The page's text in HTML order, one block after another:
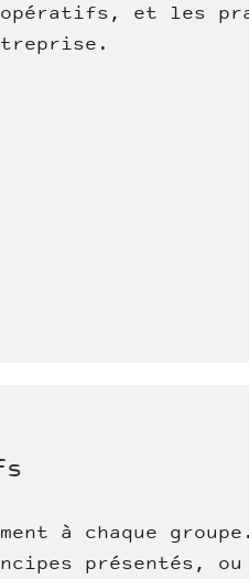
et les
à chaque
présentés, ou